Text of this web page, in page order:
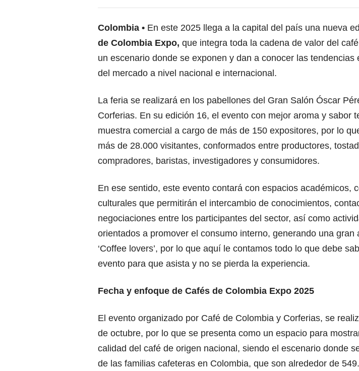
Colombia En este 2025 llega a la capital del país una nueva
de Colombia Expo, que integra toda la cadena de valor del
un escenario donde se exponen y dan a conocer las tendencias
del mercado a nivel nacional e internacional.
La feria se realizará en los pabellones del Gran Salón Óscar
Corferias. En su edición 16, el evento con mejor aroma y sabor
muestra comercial a cargo de más de 150 expositores, por lo
más de 28.000 visitantes, conformados entre productores,
compradores, baristas, investigadores y consumidores.
En ese sentido, este evento contará con espacios académicos,
culturales que permitirán el intercambio de conocimientos,
negociaciones entre los participantes del sector, así como
orientados a promover el consumo interno, generando una gran
‘Coffee lovers’, por lo que aquí le contamos todo lo que debe
evento para que asista y no se pierda la experiencia.
Fecha y enfoque de Cafés de Colombia Expo 2025
El evento organizado por Café de Colombia y Corferias, se
de octubre, por lo que se presenta como un espacio para
calidad del café de origen nacional, siendo el escenario donde
de las familias cafeteras en Colombia, que son alrededor de